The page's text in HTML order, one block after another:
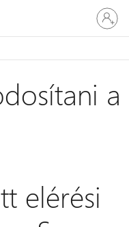
be
a
a
elérési